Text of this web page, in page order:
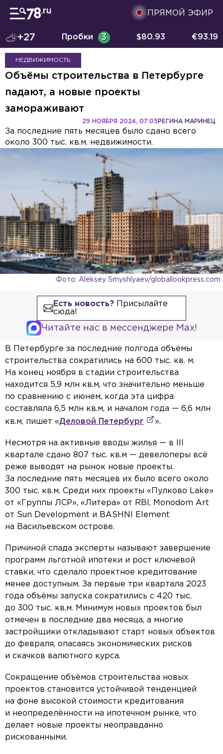
ПРЯМОЙ ЭФИР
+27 Пробки 3 $80.93 €93.19
НЕДВИЖИМОСТЬ
Объёмы строительства в Петербурге
падают, а новые проекты
замораживают
РЕГИНА МАРИНЕЦ
29 НОЯБРЯ 2024, 07:05
За последние пять месяцев было сдано всего
около 300 тыс. кв.м. недвижимости.
Фото: Aleksey Smyshlyaev/globallookpress.com
Есть новость?Присылайте
сюда!
Читайте нас в мессенджере Max!
В Петербурге за последние полгода объёмы
строительства сократились на 600 тыс. кв. м.
На конец ноября в стадии строительства
находится 5,9 млн кв.м, что значительно меньше
по сравнению с июнем, когда эта цифра
составляла 6,5 млн кв.м, и началом года — 6,6 млн
кв.м, пишет «Деловой Петербург ».
Несмотря на активные вводы жилья — в III
квартале сдано 807 тыс. кв.м — девелоперы всё
реже выводят на рынок новые проекты.
За последние пять месяцев их было всего около
300 тыс. кв.м. Среди них проекты «Пулково Lake»
от «Группы ЛСР», «Литера» от RBI, Monodom Art
от Sun Development и BASHNI Element
на Васильевском острове.
Причиной спада эксперты называют завершение
программ льготной ипотеки и рост ключевой
ставки, что сделало проектное кредитование
менее доступным. За первые три квартала 2023
года объёмы запуска сократились с 420 тыс.
до 300 тыс. кв.м. Минимум новых проектов был
отмечен в последние два месяца, а многие
застройщики откладывают старт новых объектов
до февраля, опасаясь экономических рисков
и скачков валютного курса.
Сокращение объёмов строительства новых
проектов становится устойчивой тенденцией
на фоне высокой стоимости кредитования
и неопределённости на ипотечном рынке, что
делает новые проекты неоправданно
рискованными.